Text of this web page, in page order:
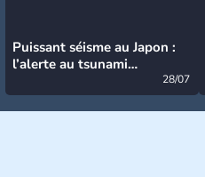
Puissant séisme au Japon :
l’alerte au tsunami
28/07